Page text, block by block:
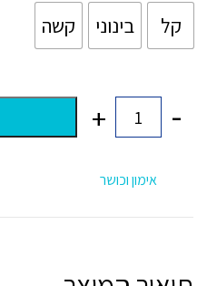
קל בינוני קשה
כמות
LATTEX
-
+
אימון וכושר